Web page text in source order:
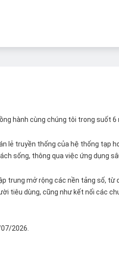
hành cùng chúng tôi trong suốt 6
lẻ truyền thống của hệ thống tạp
sống, thông qua việc ứng dụng
trung mở rộng các nền tảng số,
dùng, cũng như kết nối các
2026.